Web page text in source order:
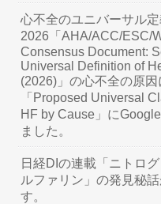
心不全のユニバーサル定
2026「AHA/ACC/ESC/
Consensus Document:
Universal Definition of
(2026)」の心不全の原
「Proposed Universal
HF by Cause」に
ました。
日経DIの連載「ニトロ
ルファリン」の発見秘
す。